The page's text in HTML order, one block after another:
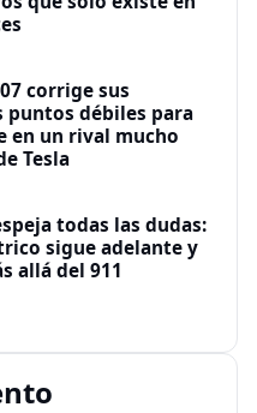
corrige sus
puntos débiles para
en un rival mucho
Tesla
todas las dudas:
sigue adelante y
allá del 911